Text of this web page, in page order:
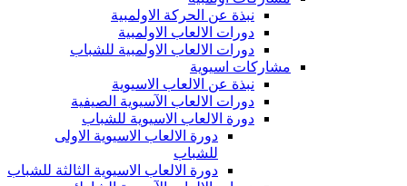
نبذة عن الحركة الاولمبية
دورات الالعاب الاولمبية
دورات الالعاب الاولمبية للشباب
مشاركات اسيوية
نبذة عن الالعاب الاسيوية
دورات الالعاب الآسيوية الصيفية
دورة الالعاب الاسيوية للشباب
دورة الالعاب الاسيوية الاولى
للشباب
دورة الالعاب الاسيوية الثالثة للشباب